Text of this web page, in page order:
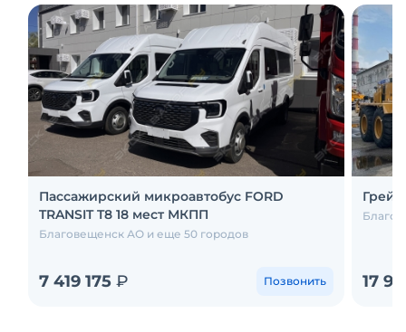
Пассажирский микроавтобус FORD
TRANSIT T8 18 мест МКПП
Благовещенск АО и еще 50 городов
7 419 175 ₽ Позвонить 17